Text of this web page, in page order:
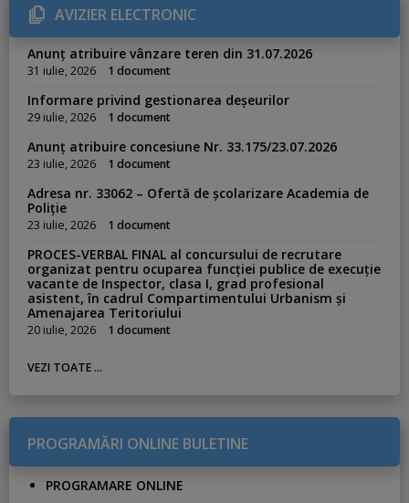
r
i
e
s
AVIZIER ELECTRONIC
Anunț atribuire vânzare teren din 31.07.2026
31 iulie, 2026 1 document
Informare privind gestionarea deșeurilor
29 iulie, 2026 1 document
Anunț atribuire concesiune Nr. 33.175/23.07.2026
23 iulie, 2026 1 document
Adresa nr. 33062 – Ofertă de școlarizare Academia de
Poliție
23 iulie, 2026 1 document
PROCES-VERBAL FINAL al concursului de recrutare
organizat pentru ocuparea funcției publice de execuție
vacante de Inspector, clasa I, grad profesional
asistent, în cadrul Compartimentului Urbanism și
Amenajarea Teritoriului
20 iulie, 2026 1 document
VEZI TOATE ...
PROGRAMĂRI ONLINE BULETINE
PROGRAMARE ONLINE